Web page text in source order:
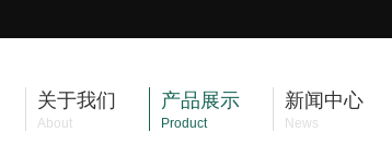
关于我们
About
产品展示
Product
新闻中心
News